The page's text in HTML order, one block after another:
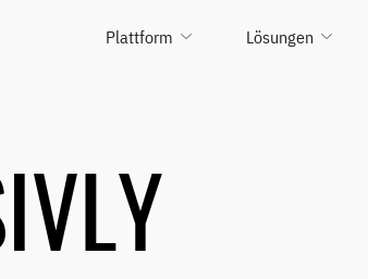
Plattform Lösungen